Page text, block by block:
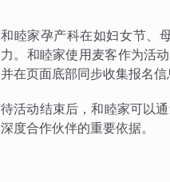
和睦家孕产科在如妇女节、
力。和睦家使用麦客作为活
并在页面底部同步收集报名
待活动结束后，和睦家可以
深度合作伙伴的重要依据。